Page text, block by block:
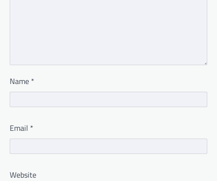
Name *
Email *
Website